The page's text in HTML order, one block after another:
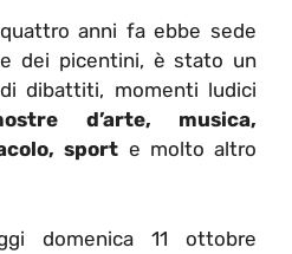
anni fa ebbe sede
dei picentini, è stato un
dibattiti, momenti ludici
d’arte, musica,
sport e molto altro
domenica 11 ottobre